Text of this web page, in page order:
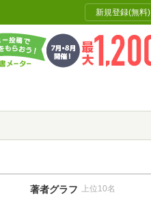
新規登録(無料)
著者グラフ 上位10名